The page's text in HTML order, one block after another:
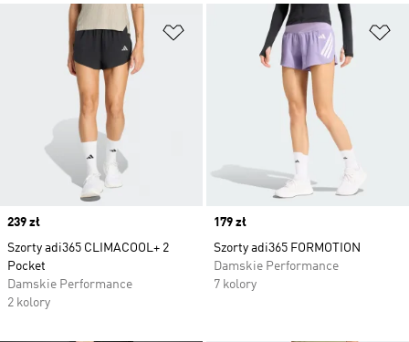
Dodaj do listy życzeń
Price
239 zł
Szorty adi365 CLIMACOOL+ 2
Pocket
Damskie Performance
2 kolory
Price
179 zł
Szorty adi365 FORMOTION
Damskie Performance
7 kolory